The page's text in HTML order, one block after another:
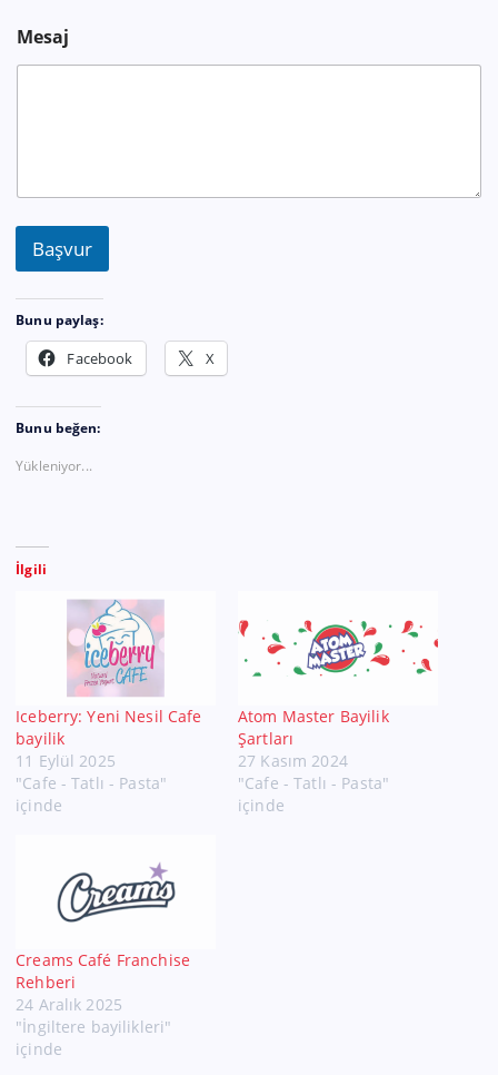
Mesaj
Başvur
Bunu paylaş:
Facebook X
Bunu beğen:
Yükleniyor...
İlgili
Iceberry: Yeni Nesil Cafe
bayilik
11 Eylül 2025
"Cafe - Tatlı - Pasta"
içinde
Atom Master Bayilik
Şartları
27 Kasım 2024
"Cafe - Tatlı - Pasta"
içinde
Creams Café Franchise
Rehberi
24 Aralık 2025
"İngiltere bayilikleri"
içinde